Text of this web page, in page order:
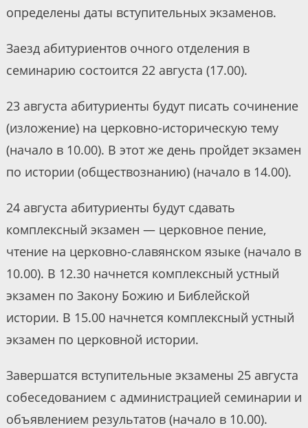
определены даты вступительных экзаменов.
Заезд абитуриентов очного отделения в
семинарию состоится 22 августа (17.00).
23 августа абитуриенты будут писать сочинение
(изложение) на церковно-историческую тему
(начало в 10.00). В этот же день пройдет экзамен
по истории (обществознанию) (начало в 14.00).
24 августа абитуриенты будут сдавать
комплексный экзамен — церковное пение,
чтение на церковно-славянском языке (начало в
10.00). В 12.30 начнется комплексный устный
экзамен по Закону Божию и Библейской
истории. В 15.00 начнется комплексный устный
экзамен по церковной истории.
Завершатся вступительные экзамены 25 августа
собеседованием с администрацией семинарии и
объявлением результатов (начало в 10.00).